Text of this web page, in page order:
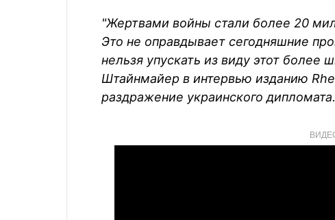
"Жертвами войны стали более 20
Это не оправдывает сегодняшние
нельзя упускать из виду этот более
Штайнмайер в интервью изданию
раздражение украинского дипломата.